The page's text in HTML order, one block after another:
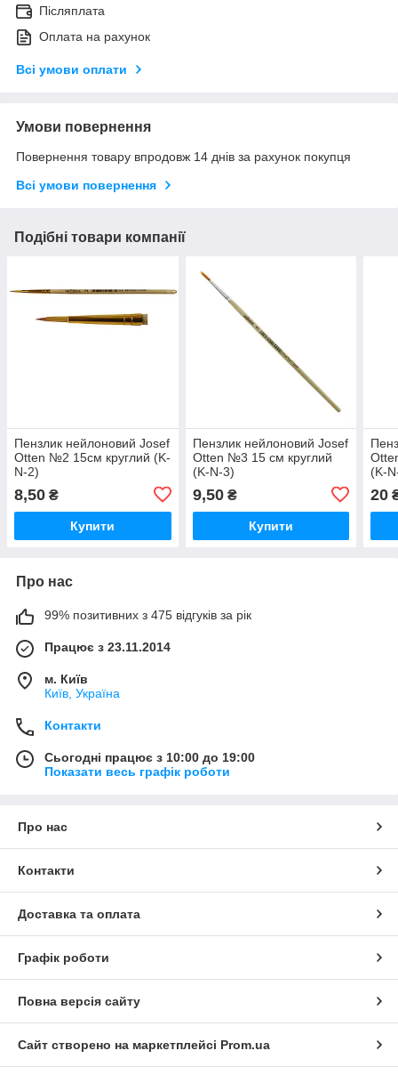
Післяплата
Оплата на рахунок
Всі умови оплати
Умови повернення
Повернення товару впродовж 14 днів за рахунок покупця
Всі умови повернення
Подібні товари компанії
Пензлик нейлоновий Josef
Otten №2 15см круглий (K-
N-2)
8,50 ₴
Купити
Пензлик нейлоновий Josef
Otten №3 15 см круглий
(K-N-3)
9,50₴
Купити
(K-
20
Про нас
99% позитивних з 475 відгуків за рік
Працює з 23.11.2014
м. Київ
Київ, Україна
Контакти
Сьогодні працює з 10:00 до 19:00
Показати весь графік роботи
Про нас
Контакти
Доставка та оплата
Графік роботи
Повна версія сайту
Сайт створено на маркетплейсі Prom.ua